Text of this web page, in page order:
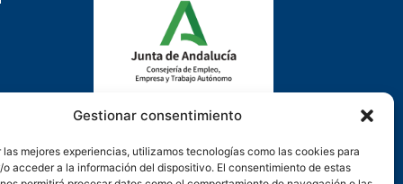
Gestionar consentimiento
las mejores experiencias, utilizamos tecnologías como las cookies para
o acceder a la información del dispositivo. El consentimiento de estas
Consejería de Empleo, Formación y
Trabajo Autónomo de la Junta de